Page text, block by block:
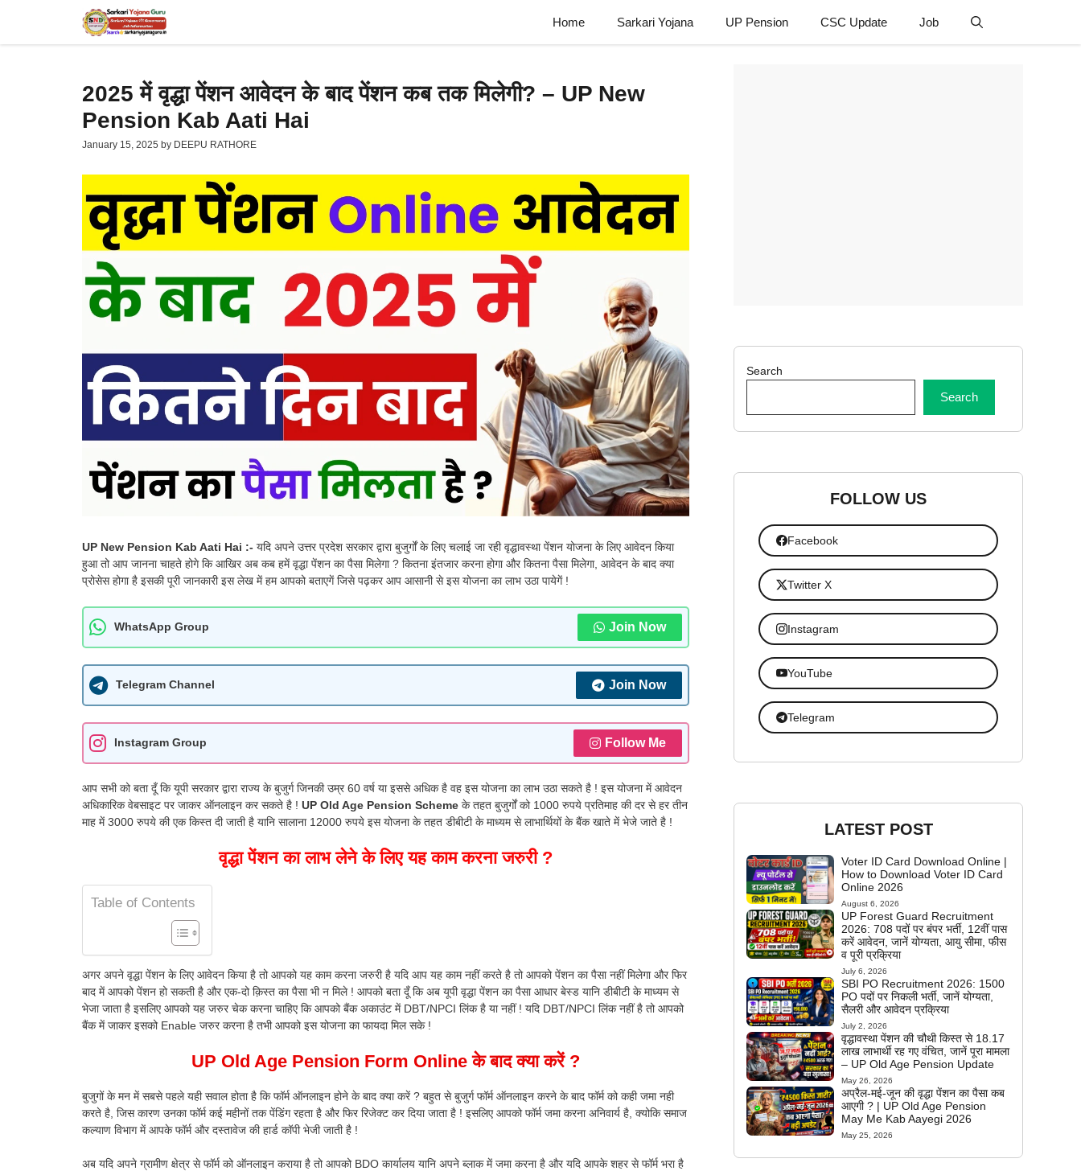
Home Sarkari Yojana UP Pension CSC Update Job
2025 में वृद्धा पेंशन आवेदन के बाद पेंशन कब तक मिलेगी? – UP New
Pension Kab Aati Hai
January 15, 2025 by DEEPU RATHORE
UP New Pension Kab Aati Hai :- यदि अपने उत्तर प्रदेश सरकार द्वारा बुजुर्गों के लिए चलाई जा रही वृद्धावस्था पेंशन योजना के लिए आवेदन किया
हुआ तो आप जानना चाहते होगे कि आखिर अब कब हमें वृद्धा पेंशन का पैसा मिलेगा ? कितना इंतजार करना होगा और कितना पैसा मिलेगा, आवेदन के बाद क्या
प्रोसेस होगा है इसकी पूरी जानकारी इस लेख में हम आपको बताएगें जिसे पढ़कर आप आसानी से इस योजना का लाभ उठा पायेगें !
WhatsApp Group Join Now
Telegram Channel Join Now
Instagram Group Follow Me
आप सभी को बता दूँ कि यूपी सरकार द्वारा राज्य के बुजुर्ग जिनकी उम्र 60 वर्ष या इससे अधिक है वह इस योजना का लाभ उठा सकते है ! इस योजना में आवेदन
अधिकारिक वेबसाइट पर जाकर ऑनलाइन कर सकते है ! UP Old Age Pension Scheme के तहत बुजुर्गों को 1000 रुपये प्रतिमाह की दर से हर तीन
माह में 3000 रुपये की एक किस्त दी जाती है यानि सालाना 12000 रुपये इस योजना के तहत डीबीटी के माध्यम से लाभार्थियों के बैंक खाते में भेजे जाते है !
वृद्धा पेंशन का लाभ लेने के लिए यह काम करना जरुरी ?
Table of Contents
अगर अपने वृद्धा पेंशन के लिए आवेदन किया है तो आपको यह काम करना जरुरी है यदि आप यह काम नहीं करते है तो आपको पेंशन का पैसा नहीं मिलेगा और फिर
बाद में आपको पेंशन हो सकती है और एक-दो क़िस्त का पैसा भी न मिले ! आपको बता दूँ कि अब यूपी वृद्धा पेंशन का पैसा आधार बेस्ड यानि डीबीटी के माध्यम से
भेजा जाता है इसलिए आपको यह जरुर चेक करना चाहिए कि आपको बैंक अकाउंट में DBT/NPCI लिंक है या नहीं ! यदि DBT/NPCI लिंक नहीं है तो आपको
बैंक में जाकर इसको Enable जरुर करना है तभी आपको इस योजना का फायदा मिल सके !
UP Old Age Pension Form Online के बाद क्या करें ?
बुजुगों के मन में सबसे पहले यही सवाल होता है कि फॉर्म ऑनलाइन होने के बाद क्या करें ? बहुत से बुजुर्ग फॉर्म ऑनलाइन करने के बाद फॉर्म को कही जमा नही
करते है, जिस कारण उनका फॉर्म कई महीनों तक पेंडिंग रहता है और फिर रिजेक्ट कर दिया जाता है ! इसलिए आपको फॉर्म जमा करना अनिवार्य है, क्योकि समाज
कल्याण विभाग में आपके फॉर्म और दस्तावेज की हार्ड कॉपी भेजी जाती है !
अब यदि अपने ग्रामीण क्षेत्र से फॉर्म को ऑनलाइन कराया है तो आपको BDO कार्यालय यानि अपने ब्लाक में जमा करना है और यदि आपके शहर से फॉर्म भरा है
Search
Search
FOLLOW US
Facebook
Twitter X
Instagram
YouTube
Telegram
LATEST POST
Voter ID Card Download Online |
How to Download Voter ID Card
Online 2026
August 6, 2026
UP Forest Guard Recruitment
2026: 708 पदों पर बंपर भर्ती, 12वीं पास
करें आवेदन, जानें योग्यता, आयु सीमा, फीस
व पूरी प्रक्रिया
July 6, 2026
SBI PO Recruitment 2026: 1500
PO पदों पर निकली भर्ती, जानें योग्यता,
सैलरी और आवेदन प्रक्रिया
July 2, 2026
वृद्धावस्था पेंशन की चौथी किस्त से 18.17
लाख लाभार्थी रह गए वंचित, जानें पूरा मामला
– UP Old Age Pension Update
May 26, 2026
अप्रैल-मई-जून की वृद्धा पेंशन का पैसा कब
आएगी ? | UP Old Age Pension
May Me Kab Aayegi 2026
May 25, 2026